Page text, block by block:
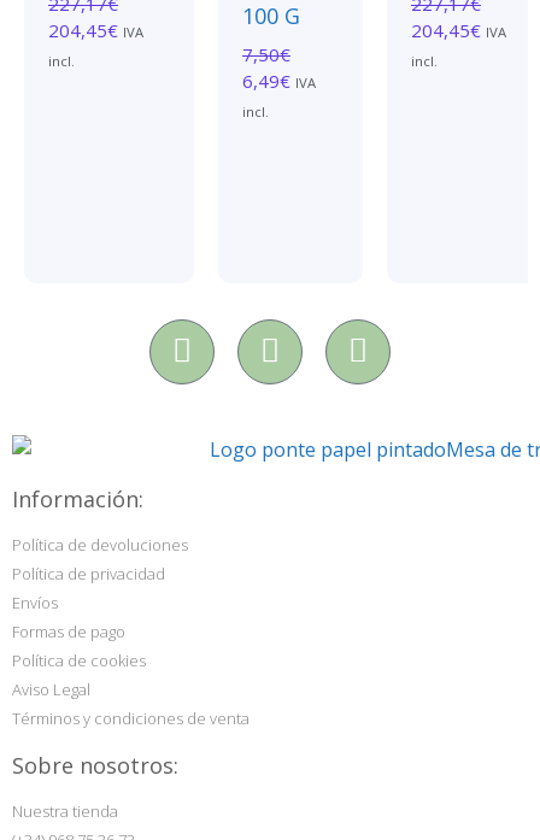
204,45€ IVA
incl.
100 G
7,50€
6,49€ IVA
incl.
204,45€ IVA
incl.
Información:
Política de devoluciones
Política de privacidad
Envíos
Formas de pago
Política de cookies
Aviso Legal
Términos y condiciones de venta
Sobre nosotros:
Nuestra tienda